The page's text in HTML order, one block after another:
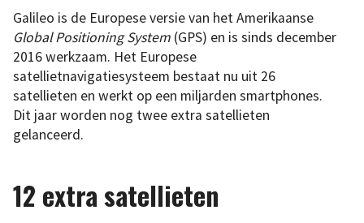
Galileo is de Europese versie van het Amerikaanse
Global Positioning System (GPS) en is sinds december
2016 werkzaam. Het Europese
satellietnavigatiesysteem bestaat nu uit 26
satellieten en werkt op een miljarden smartphones.
Dit jaar worden nog twee extra satellieten
gelanceerd.
12 extra satellieten